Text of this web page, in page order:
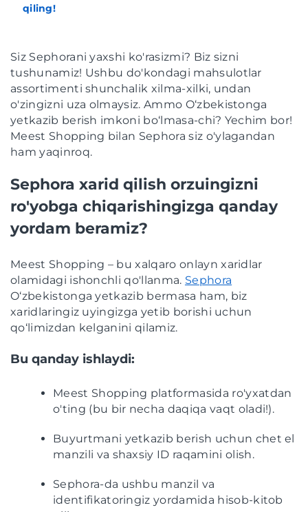
qiling!
Siz Sephorani yaxshi ko'rasizmi? Biz sizni
tushunamiz! Ushbu do'kondagi mahsulotlar
assortimenti shunchalik xilma-xilki, undan
o'zingizni uza olmaysiz. Ammo O‘zbekistonga
yetkazib berish imkoni bo‘lmasa-chi? Yechim bor!
Meest Shopping bilan Sephora siz o'ylagandan
ham yaqinroq.
Sephora xarid qilish orzuingizni
ro'yobga chiqarishingizga qanday
yordam beramiz?
Meest Shopping – bu xalqaro onlayn xaridlar
olamidagi ishonchli qo'llanma. Sephora
O‘zbekistonga yetkazib bermasa ham, biz
xaridlaringiz uyingizga yetib borishi uchun
qo‘limizdan kelganini qilamiz.
Bu qanday ishlaydi:
Meest Shopping platformasida ro'yxatdan
o'ting (bu bir necha daqiqa vaqt oladi!).
Buyurtmani yetkazib berish uchun chet el
manzili va shaxsiy ID raqamini olish.
Sephora-da ushbu manzil va
identifikatoringiz yordamida hisob-kitob